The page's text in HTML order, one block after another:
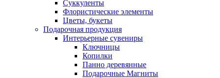
Суккуленты
Флористические элементы
Цветы, букеты
Подарочная продукция
Интерьерные сувениры
Ключницы
Копилки
Панно деревянные
Подарочные Магниты